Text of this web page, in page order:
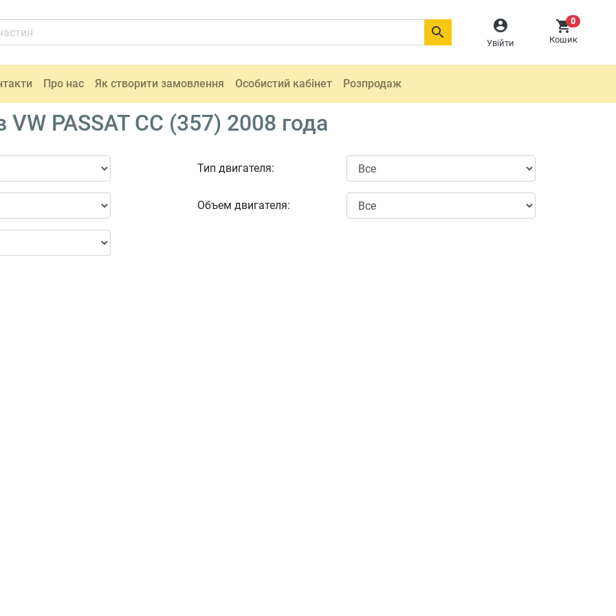

Увійти
0
Кошик

Про нас Як створити замовлення Особистий кабінет Розпродаж
PASSAT CC (357) 2008 года
Тип двигателя:
Объем двигателя: